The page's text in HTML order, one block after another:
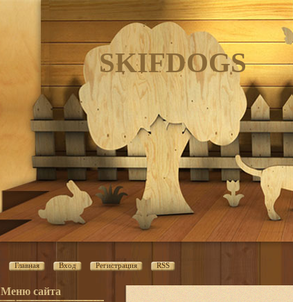
SKIFDOGS
Главная Вход Регистрация RSS
Меню сайта